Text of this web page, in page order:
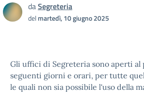
daSegreteria
delmartedì, 10 giugno 2025
Gli uffici di Segreteria sono aperti al
seguenti giorni e orari, per tutte
le quali non sia possibile l'uso della